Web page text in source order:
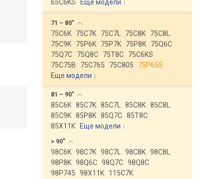
65C6KS
Еще модели ↓
71 – 80"
75C6K 75C7K 75C7L 75C8K
75C8L
75C9K
75P6K 75P7K 75P8K
75Q6C
75Q7C
75Q8C 75T8C
75C6KS
75C75B
75C765 75C805
75P655
Еще модели ↓
81 – 90"
85C6K 85C7K 85C7L 85C8K 85C8L
85C9K 85P8K 85Q7C 85T8C
85X11K
Еще модели ↓
> 90"
98C6K 98C7K 98C7L 98C8K 98C8L
98P8K 98Q6C 98Q7C 98Q8C
98P745
98X11K
115C7K